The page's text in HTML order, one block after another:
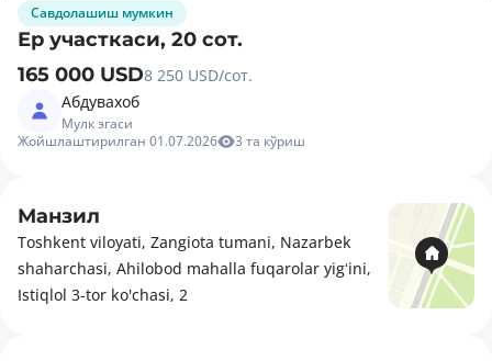
Савдолашиш мумкин
Ер участкаси, 20 сот.
165 000 USD8 250 USD/сот.
Абдувахоб
Мулк эгаси
Жойшлаштирилган 01.07.2026
3 та кўриш
Манзил
Toshkent viloyati, Zangiota tumani, Nazarbek
shaharchasi, Ahilobod mahalla fuqarolar yigʻini,
Istiqlol 3-tor ko'chasi, 2